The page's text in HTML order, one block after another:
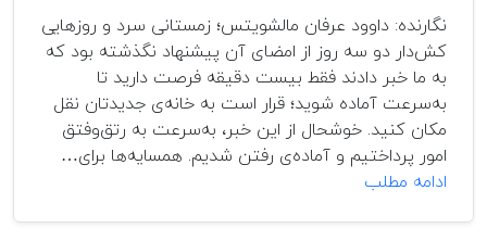
نگارنده: داوود عرفان مالشویتس؛ زمستانی سرد و روزهایی
کش‌دار دو سه روز از امضای آن پیشنهاد نگذشته بود که
به ما خبر دادند فقط بیست دقیقه فرصت دارید تا
به‌سرعت آماده شوید؛ قرار است به خانه‌ی جدیدتان نقل
مکان کنید. خوشحال از این خبر، به‌سرعت به رتق‌وفتق
امور پرداختیم و آماده‌ی رفتن شدیم. همسایه‌ها برای…
ادامه مطلب